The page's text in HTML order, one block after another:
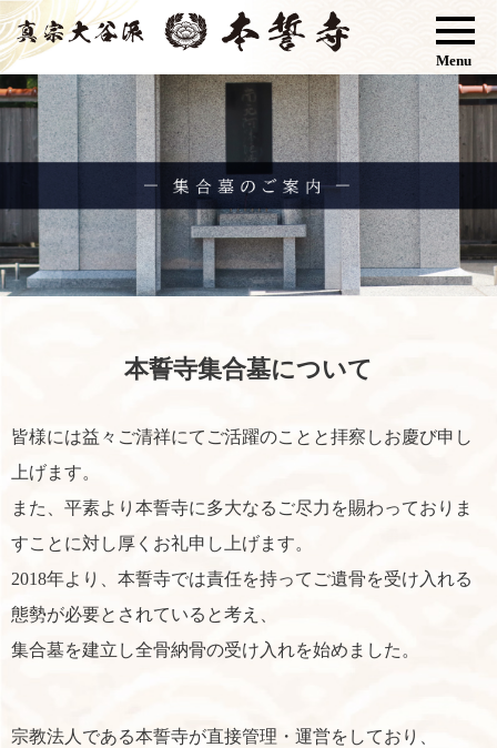
Menu
本誓寺集合墓について
皆様には益々ご清祥にてご活躍のことと拝察しお慶び申し
上げます。
また、平素より本誓寺に多大なるご尽力を賜わっておりま
すことに対し厚くお礼申し上げます。
2018年より、本誓寺では責任を持ってご遺骨を受け入れる
態勢が必要とされていると考え、
集合墓を建立し全骨納骨の受け入れを始めました。
宗教法人である本誓寺が直接管理・運営をしており、